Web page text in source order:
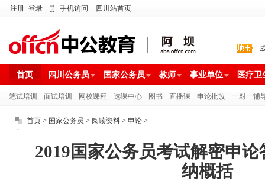
注册 登录 手机访问 四川站首页
首页 四川公务员 国家公务员 教师 事业单位 医疗卫
笔试培训 面试培训 网校课程 选课中心 图书 直播课 申论批改 一对一辅
首页 > 国家公务员 > 阅读资料 > 申论 >
2019国家公务员考试解密申
纳概括